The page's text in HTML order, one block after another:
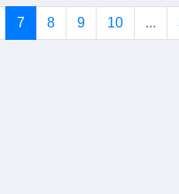
7 8 9 10 ...